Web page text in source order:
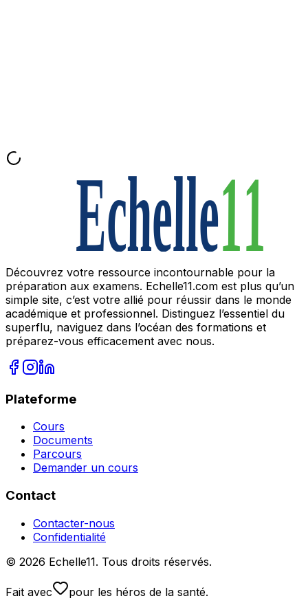
Découvrez votre ressource incontournable pour la
préparation aux examens. Echelle11.com est plus qu’un
simple site, c’est votre allié pour réussir dans le monde
académique et professionnel. Distinguez l’essentiel du
superflu, naviguez dans l’océan des formations et
préparez-vous efficacement avec nous.
Plateforme
Cours
Documents
Parcours
Demander un cours
Contact
Contacter-nous
Confidentialité
© 2026 Echelle11. Tous droits réservés.
Fait avec pour les héros de la santé.